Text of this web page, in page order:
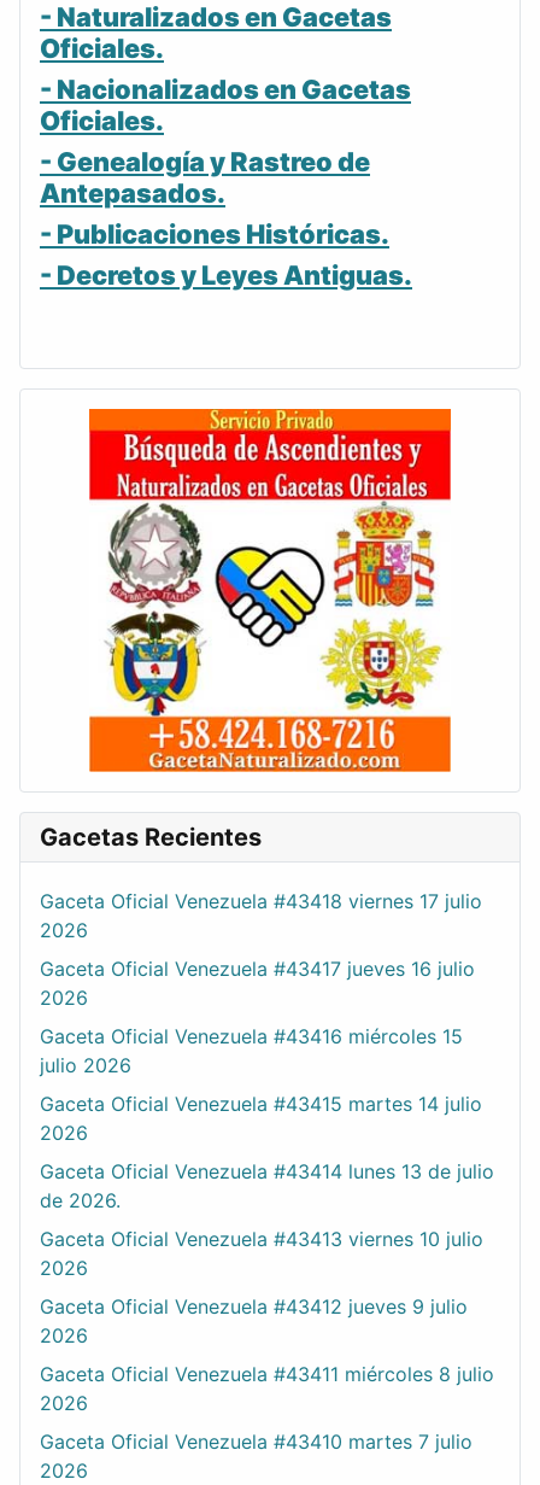
- Naturalizados en Gacetas
Oficiales.
- Nacionalizados en Gacetas
Oficiales.
- Genealogía y Rastreo de
Antepasados.
- Publicaciones Históricas.
- Decretos y Leyes Antiguas.
Gacetas Recientes
Gaceta Oficial Venezuela #43418 viernes 17 julio
2026
Gaceta Oficial Venezuela #43417 jueves 16 julio
2026
Gaceta Oficial Venezuela #43416 miércoles 15
julio 2026
Gaceta Oficial Venezuela #43415 martes 14 julio
2026
Gaceta Oficial Venezuela #43414 lunes 13 de julio
de 2026.
Gaceta Oficial Venezuela #43413 viernes 10 julio
2026
Gaceta Oficial Venezuela #43412 jueves 9 julio
2026
Gaceta Oficial Venezuela #43411 miércoles 8 julio
2026
Gaceta Oficial Venezuela #43410 martes 7 julio
2026